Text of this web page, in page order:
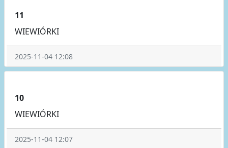
11
WIEWIÓRKI
2025-11-04 12:08
10
WIEWIÓRKI
2025-11-04 12:07